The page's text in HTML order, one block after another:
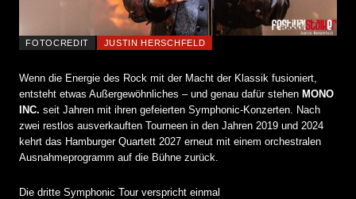
FOTOCREDIT JUSTIN HERSCHFELD
Wenn die Energie des Rock mit der Macht der Klassik fusioniert,
entsteht etwas Außergewöhnliches – und genau dafür stehen MONO
INC. seit Jahren mit ihren gefeierten Symphonic-Konzerten. Nach
zwei restlos ausverkauften Tourneen in den Jahren 2019 und 2024
kehrt das Hamburger Quartett 2027 erneut mit einem orchestralen
Ausnahmeprogramm auf die Bühne zurück.
Die dritte Symphonic Tour verspricht einmal